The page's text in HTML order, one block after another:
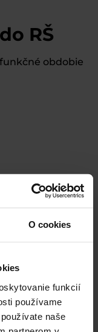
O cookies
funkcií
používame
naše
RŠ
obdobie
aktivít opäť
gastro zážitok. A